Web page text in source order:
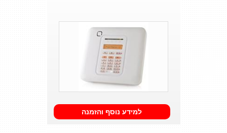
למידע נוסף והזמנה